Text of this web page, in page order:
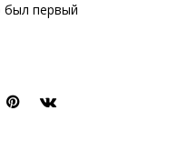
был первый